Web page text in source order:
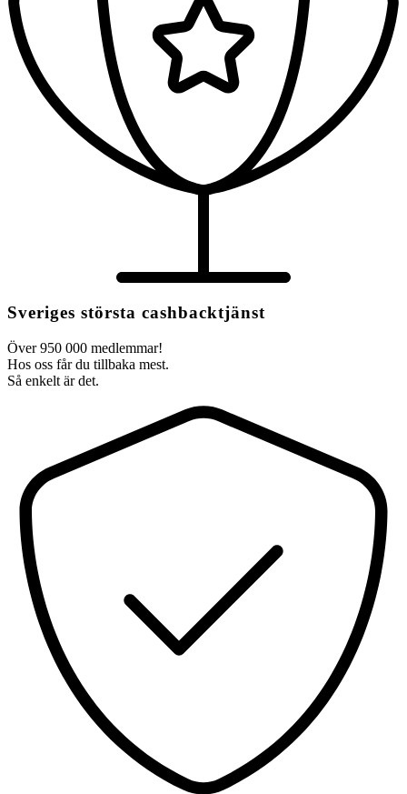
Sveriges största cashbacktjänst
Över 950 000 medlemmar!
Hos oss får du tillbaka mest.
Så enkelt är det.